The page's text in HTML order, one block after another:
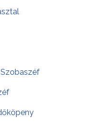
Szobaszéf